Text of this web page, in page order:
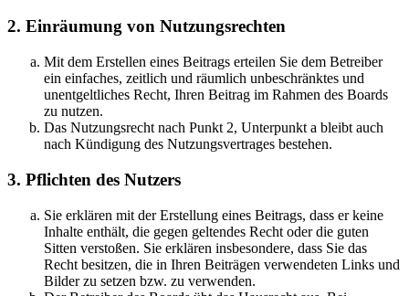
2. Einräumung von Nutzungsrechten
Mit dem Erstellen eines Beitrags erteilen Sie dem Betreiber
ein einfaches, zeitlich und räumlich unbeschränktes und
unentgeltliches Recht, Ihren Beitrag im Rahmen des Boards
zu nutzen.
Das Nutzungsrecht nach Punkt 2, Unterpunkt a bleibt auch
nach Kündigung des Nutzungsvertrages bestehen.
3. Pflichten des Nutzers
Sie erklären mit der Erstellung eines Beitrags, dass er keine
Inhalte enthält, die gegen geltendes Recht oder die guten
Sitten verstoßen. Sie erklären insbesondere, dass Sie das
Recht besitzen, die in Ihren Beiträgen verwendeten Links und
Bilder zu setzen bzw. zu verwenden.